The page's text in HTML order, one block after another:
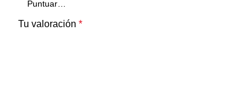
Tu valoración *